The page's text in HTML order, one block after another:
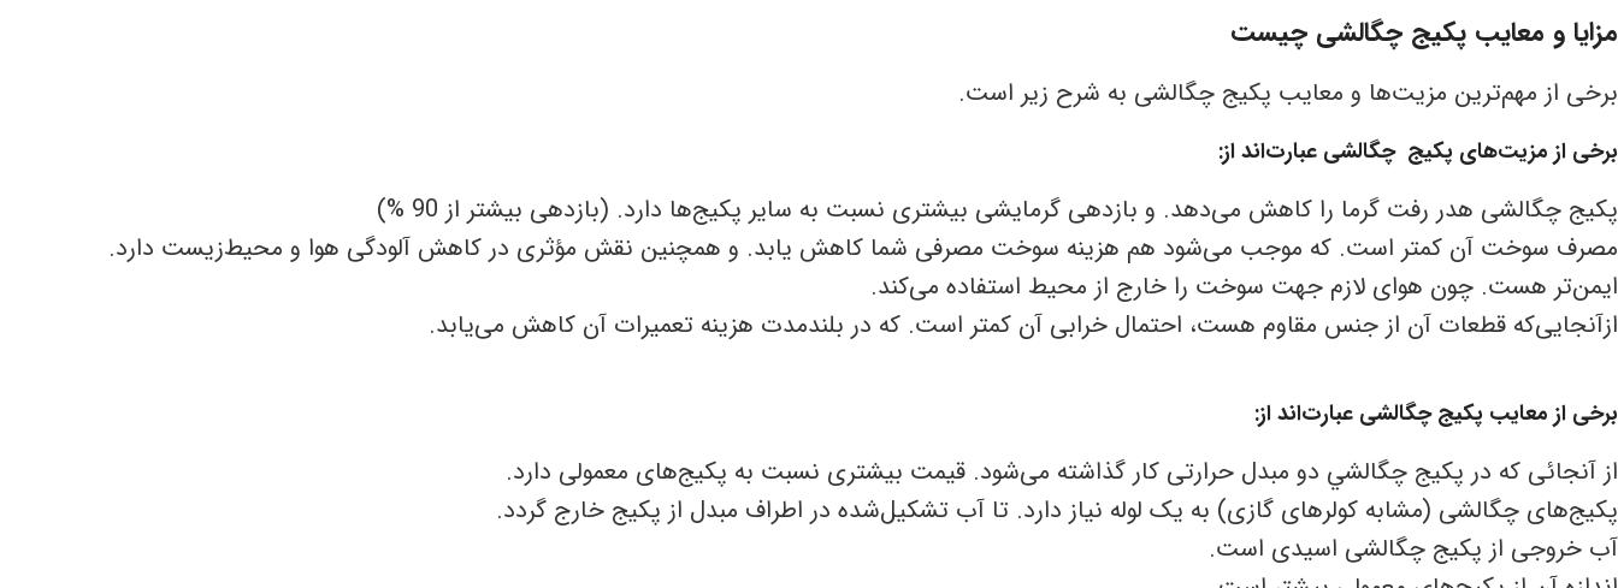
مزایا و معایب پکیج چگالشی چیست
برخی از مهم‌ترین مزیت‌ها و معایب پکیج چگالشی به شرح زیر است.
برخی از مزیت‌های پکیج چگالشی عبارت‌اند از:
پکیج چگالشی هدر رفت گرما را کاهش می‌دهد. و بازدهی گرمایشی بیشتری نسبت به سایر پکیج‌ها دارد. (بازدهی بیشتر از 90 %)
مصرف سوخت آن کمتر است. که موجب می‌شود هم هزینه سوخت مصرفی شما کاهش یابد. و همچنین نقش مؤثری در کاهش آلودگی هوا و محیط‌زیست دارد.
ایمن‌تر هست. چون هوای لازم جهت سوخت را خارج از محیط استفاده می‌کند.
ازآنجایی‌که قطعات آن از جنس مقاوم هست، احتمال خرابی آن کمتر است. که در بلندمدت هزینه تعمیرات آن کاهش می‌یابد.
برخی از معایب پکیج چگالشی عبارت‌اند از:
از آنجائی که در پكيج چگالشي دو مبدل حرارتی کار گذاشته می‌شود. قیمت بیشتری نسبت به پکیج‌های معمولی دارد.
پکیج‌های چگالشی (مشابه کولرهای گازی) به یک لوله نیاز دارد. تا آب تشکیل‌شده در اطراف مبدل از پکیج خارج گردد.
آب خروجی از پکیج چگالشی اسیدی است.